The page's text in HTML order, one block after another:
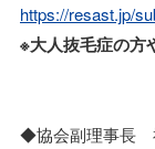
https://resast.jp/
※大人抜毛症の方
◆協会副理事長